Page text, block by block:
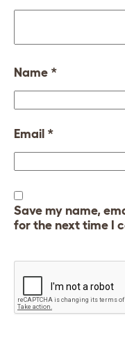
Name *
Email *
Save my name,
for the next time I